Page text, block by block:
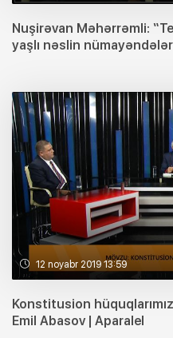
Nuşirəvan Məhərrəmli:
yaşlı nəslin
12 noyabr 2019 13:59
Konstitusion
Emil Abasov | Aparalel